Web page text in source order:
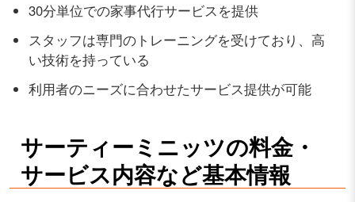
30分単位での家事代行サービスを提供
スタッフは専門のトレーニングを受けており、高
い技術を持っている
利用者のニーズに合わせたサービス提供が可能
サーティーミニッツの料金・
サービス内容など基本情報